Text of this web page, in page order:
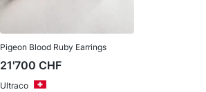
Pigeon Blood Ruby Earrings
21'700 CHF
Ultraco